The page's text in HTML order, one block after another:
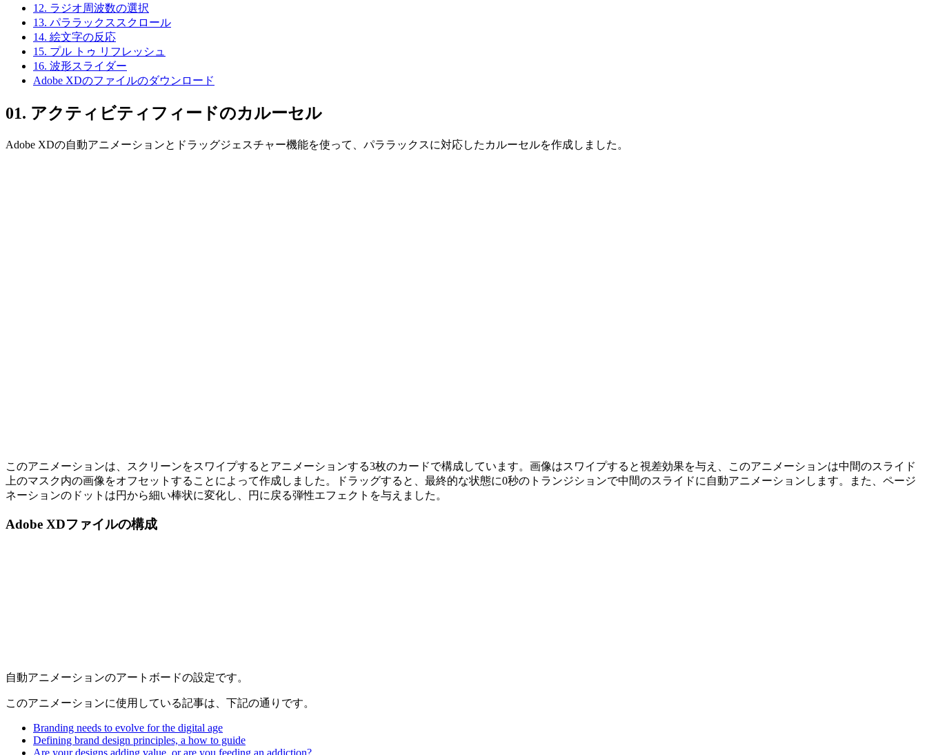
12. ラジオ周波数の選択
13. パララックススクロール
14. 絵文字の反応
15. プル トゥ リフレッシュ
16. 波形スライダー
Adobe XDのファイルのダウンロード
01. アクティビティフィードのカルーセル
Adobe XDの自動アニメーションとドラッグジェスチャー機能を使って、パララックスに対応したカルーセルを作成しました。
このアニメーションは、スクリーンをスワイプするとアニメーションする3枚のカードで構成しています。画像はスワイプすると視差効果を与え、このアニメーションは中間のスライド
上のマスク内の画像をオフセットすることによって作成しました。ドラッグすると、最終的な状態に0秒のトランジションで中間のスライドに自動アニメーションします。また、ページ
ネーションのドットは円から細い棒状に変化し、円に戻る弾性エフェクトを与えました。
Adobe XDファイルの構成
自動アニメーションのアートボードの設定です。
このアニメーションに使用している記事は、下記の通りです。
Branding needs to evolve for the digital age
Defining brand design principles, a how to guide